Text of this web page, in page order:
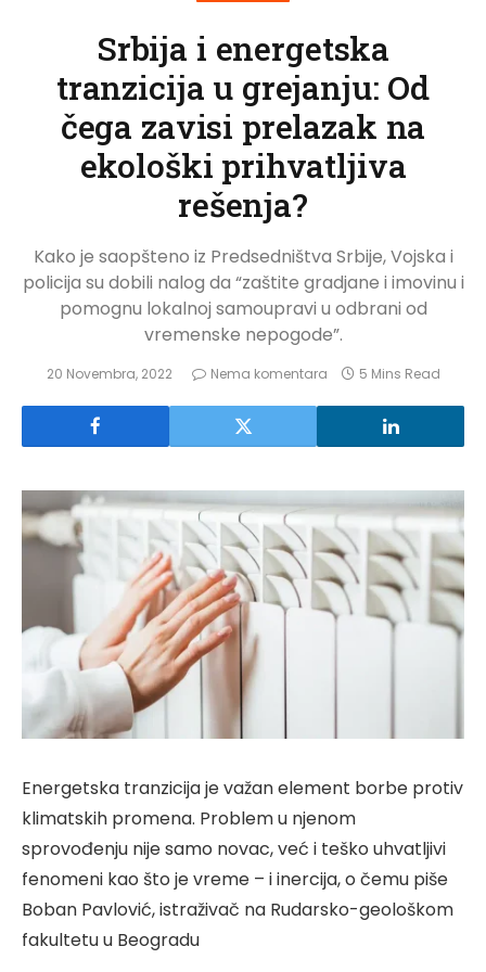
Srbija i energetska
tranzicija u grejanju: Od
čega zavisi prelazak na
ekološki prihvatljiva
rešenja?
Kako je saopšteno iz Predsedništva Srbije, Vojska i
policija su dobili nalog da “zaštite gradjane i imovinu i
pomognu lokalnoj samoupravi u odbrani od
vremenske nepogode”.
20 Novembra, 2022 Nema komentara 5 Mins Read
Energetska tranzicija je važan element borbe protiv
klimatskih promena. Problem u njenom
sprovođenju nije samo novac, već i teško uhvatljivi
fenomeni kao što je vreme – i inercija, o čemu piše
Boban Pavlović, istraživač na Rudarsko-geološkom
fakultetu u Beogradu